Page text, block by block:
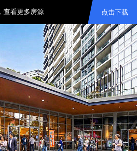
查看更多房源 点击下载